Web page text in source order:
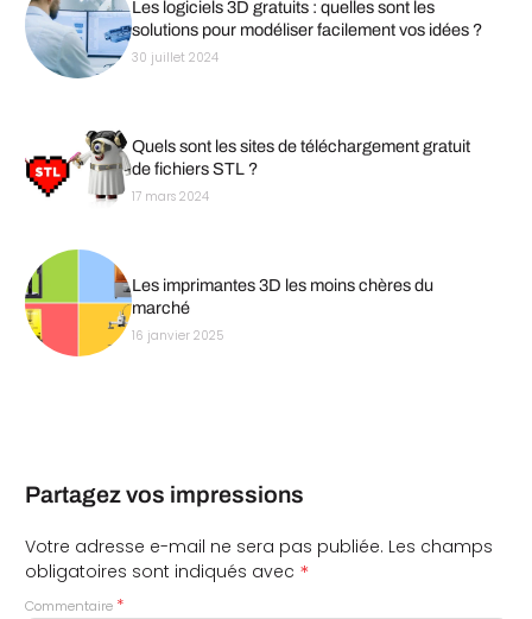
Les logiciels 3D gratuits : quelles sont les
solutions pour modéliser facilement vos idées ?
30 juillet 2024
Quels sont les sites de téléchargement gratuit
de fichiers STL ?
17 mars 2024
Les imprimantes 3D les moins chères du
marché
16 janvier 2025
Partagez vos impressions
Votre adresse e-mail ne sera pas publiée. Les champs
obligatoires sont indiqués avec *
Commentaire *